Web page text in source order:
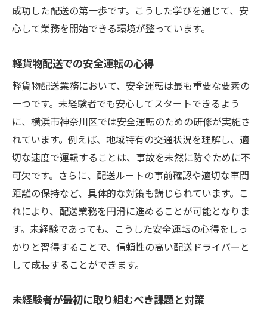
成功した配送の第一歩です。こうした学びを通じて、安
心して業務を開始できる環境が整っています。
軽貨物配送での安全運転の心得
軽貨物配送業務において、安全運転は最も重要な要素の
一つです。未経験者でも安心してスタートできるよう
に、横浜市神奈川区では安全運転のための研修が実施さ
れています。例えば、地域特有の交通状況を理解し、適
切な速度で運転することは、事故を未然に防ぐために不
可欠です。さらに、配送ルートの事前確認や適切な車間
距離の保持など、具体的な対策も講じられています。こ
れにより、配送業務を円滑に進めることが可能となりま
す。未経験であっても、こうした安全運転の心得をしっ
かりと習得することで、信頼性の高い配送ドライバーと
して成長することができます。
未経験者が最初に取り組むべき課題と対策